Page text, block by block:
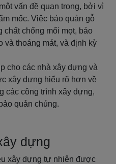
vấn đề quan trọng, bởi vì
mốc. Việc bảo quản gỗ
chất chống mối mọt, bảo
và thoáng mát, và định kỳ
cho các nhà xây dựng và
xây dựng hiểu rõ hơn về
các công trình xây dựng,
quản chúng.
dựng
xây dựng tự nhiên được